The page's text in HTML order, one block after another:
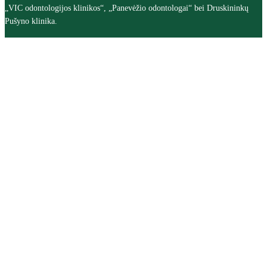
„VIC odontologijos klinikos“, „Panevėžio odontologai“ bei Druskininkų
Pušyno klinika.